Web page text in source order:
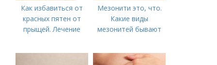
Как избавиться от
красных пятен от
прыщей. Лечение
Мезонити это, что.
Какие виды
мезонитей бывают